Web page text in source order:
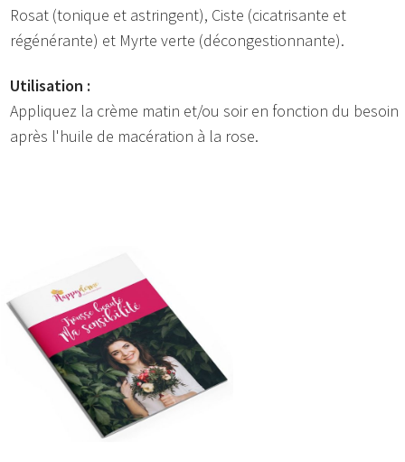
Rosat (tonique et astringent), Ciste (cicatrisante et
régénérante) et Myrte verte (décongestionnante).
Utilisation :
Appliquez la crème matin et/ou soir en fonction du besoin
après l'huile de macération à la rose.